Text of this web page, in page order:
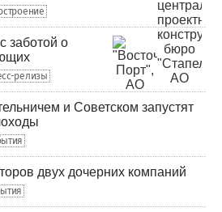
заботой о
релизы
и Советском запустят
двух дочерних компаний